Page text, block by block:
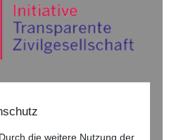
oben ⇪die weitere Nutzung der